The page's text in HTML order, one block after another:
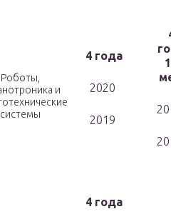
Роботы,
и
системы
4 года
2020
2019
4 года